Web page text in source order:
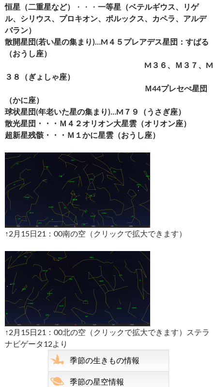
恒星（二重星など）
・・・ 一等星（ベテルギウス、リゲ
ル、シリウス、プロキオン、ポルックス、カペラ、アルデ
バラン）
散開星団(若い星の集まり)…M４５プレアデス星団：すばる
（おうし座）
M３６、Ｍ３７、M
３８（ぎょしゃ座）
Ｍ44プレセぺ星団
（かに座）
球状星団(年老いた星の集まり)…M７９（うさぎ座）
散光星団・・・Ｍ４２オリオン大星雲（オリオン座）
超新星残骸・・・Ｍ１かに星雲（おうし座）
↑2月15日21：00南の空（クリックで拡大できます）
↑2月15日21：00北の空（クリックで拡大できます）ステラ
ナビゲータ12より
季節の生きもの情報
季節の星空情報